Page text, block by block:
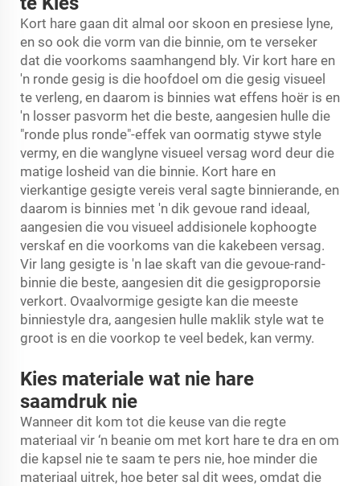
Kort hare gaan dit almal oor skoon en presiese lyne,
en so ook die vorm van die binnie, om te verseker
dat die voorkoms saamhangend bly. Vir kort hare en
'n ronde gesig is die hoofdoel om die gesig visueel
te verleng, en daarom is binnies wat effens hoër is en
'n losser pasvorm het die beste, aangesien hulle die
"ronde plus ronde"-effek van oormatig stywe style
vermy, en die wanglyne visueel versag word deur die
matige losheid van die binnie. Kort hare en
vierkantige gesigte vereis veral sagte binnierande, en
daarom is binnies met 'n dik gevoue rand ideaal,
aangesien die vou visueel addisionele kophoogte
verskaf en die voorkoms van die kakebeen versag.
Vir lang gesigte is 'n lae skaft van die gevoue-rand-
binnie die beste, aangesien dit die gesigproporsie
verkort. Ovaalvormige gesigte kan die meeste
binniestyle dra, aangesien hulle maklik style wat te
groot is en die voorkop te veel bedek, kan vermy.
Kies materiale wat nie hare
saamdruk nie
Wanneer dit kom tot die keuse van die regte
materiaal vir ‘n beanie om met kort hare te dra en om
die kapsel nie te saam te pers nie, hoe minder die
materiaal uitrek, hoe beter sal dit wees, omdat die